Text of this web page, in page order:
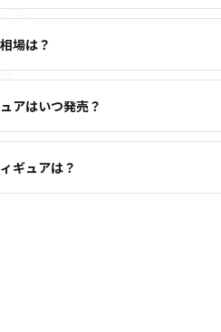
場は？
アはいつ発売？
ギュアは？